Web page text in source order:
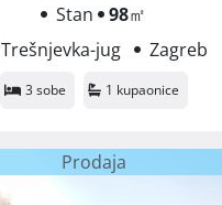
Stan 98㎡
Trešnjevka-jug
Zagreb
3 sobe 1 kupaonice
Prodaja